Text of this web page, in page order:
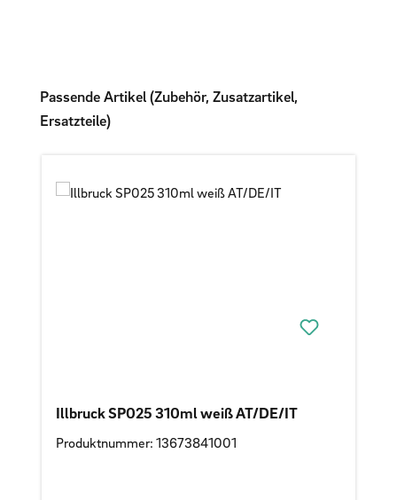
Produktgalerie überspringen
Passende Artikel (Zubehör, Zusatzartikel,
Ersatzteile)
Illbruck SP025 310ml weiß AT/DE/IT
Produktnummer: 13673841001